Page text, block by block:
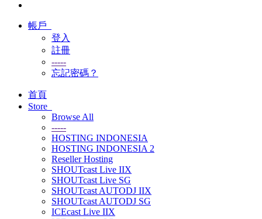
帳戶
登入
註冊
-----
忘記密碼？
首頁
Store
Browse All
-----
HOSTING INDONESIA
HOSTING INDONESIA 2
Reseller Hosting
SHOUTcast Live IIX
SHOUTcast Live SG
SHOUTcast AUTODJ IIX
SHOUTcast AUTODJ SG
ICEcast Live IIX